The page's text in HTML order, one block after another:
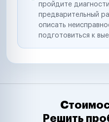
пройдите
предварительный
описать
подготовиться к
Решить